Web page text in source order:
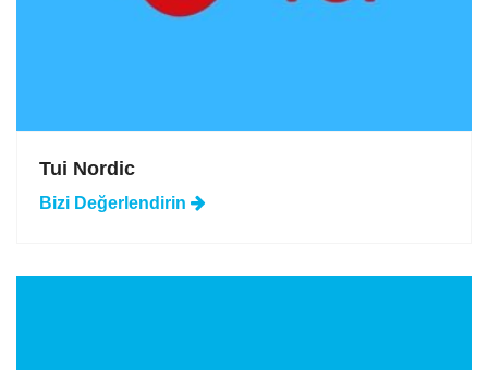
Tui Nordic
Bizi Değerlendirin